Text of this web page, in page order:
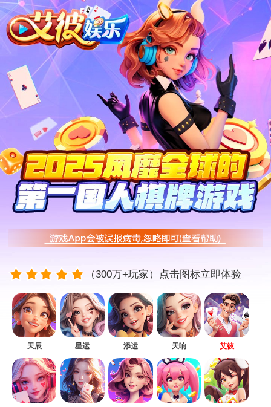
（300万+玩家）点击图标立即体验
天辰 星运 添运 天响 艾彼